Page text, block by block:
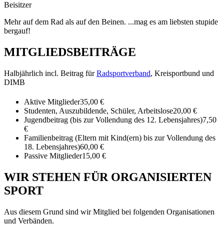
Beisitzer
Mehr auf dem Rad als auf den Beinen. ...mag es am liebsten stupide
bergauf!
MITGLIEDSBEITRÄGE
Halbjährlich incl. Beitrag fürRadsportverband, Kreisportbund und
DIMB
Aktive Mitglieder35,00 €
Studenten, Auszubildende, Schüler, Arbeitslose20,00 €
Jugendbeitrag (bis zur Vollendung des 12. Lebensjahres)7,50
€
Familienbeitrag (Eltern mit Kind(ern) bis zur Vollendung des
18. Lebensjahres)60,00 €
Passive Mitglieder15,00 €
WIR STEHEN FÜR ORGANISIERTEN
SPORT
Aus diesem Grund sind wir Mitglied bei folgenden Organisationen
und Verbänden.